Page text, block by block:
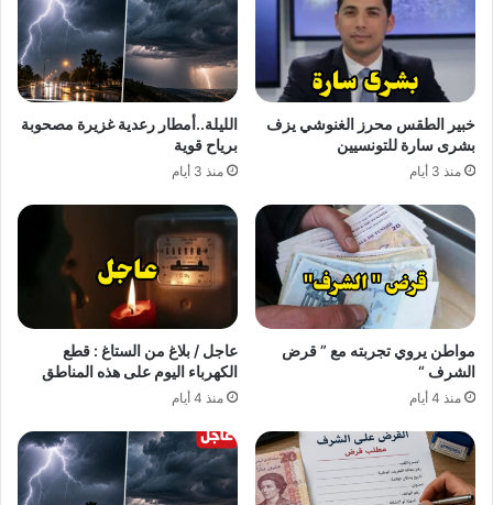
خبير الطقس محرز الغنوشي يزف
بشرى سارة للتونسيين
منذ 3 أيام
الليلة..أمطار رعدية غزيرة مصحوبة
برياح قوية
منذ 3 أيام
مواطن يروي تجربته مع ” قرض
الشرف “
منذ 4 أيام
عاجل / بلاغ من الستاغ : قطع
الكهرباء اليوم على هذه المناطق
منذ 4 أيام